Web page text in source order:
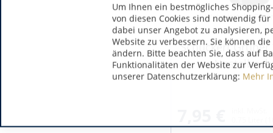
Weinviertel |
Schuckert
Um Ihnen ein bestmögliches
von diesen Cookies sind notwendig
dabei unser Angebot zu analysieren,
Website zu verbessern. Sie können
ändern. Bitte beachten Sie, dass auf
Funktionalitäten der Website zur
unserer Datenschutzerklärung: Mehr